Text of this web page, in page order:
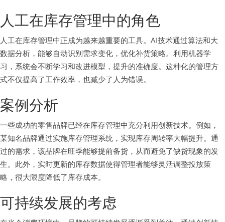
人工在库存管理中的角色
人工在库存管理中正成为越来越重要的工具。AI技术通过算法和大
数据分析，能够自动识别需求变化，优化补货策略。利用机器学
习，系统会不断学习和改进模型，提升的准确度。这种化的管理方
式不仅提高了工作效率，也减少了人为错误。
案例分析
一些成功的零售品牌已经在库存管理中充分利用创新技术。例如，
某知名品牌通过实施库存管理系统，实现库存周转率大幅提升。通
过的需求，该品牌在旺季能够提前备货，从而避免了缺货现象的发
生。此外，实时更新的库存数据使得管理者能够灵活调整投放策
略，很大限度降低了库存成本。
可持续发展的考虑